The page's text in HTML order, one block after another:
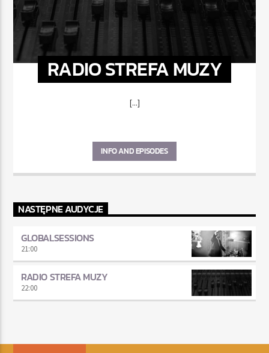
RADIO STREFA MUZY
[...]
INFO AND EPISODES
NASTĘPNE AUDYCJE
GLOBALSESSIONS
21:00
RADIO STREFA MUZY
22:00